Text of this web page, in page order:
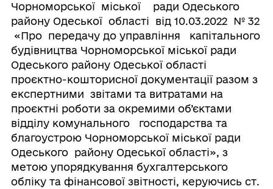
Чорноморської міської ради Одеського
району Одеської області від 10.03.2022 № 32
«Про передачу до управління капітального
будівництва Чорноморської міської ради
Одеського району Одеської області
проєктно-кошторисної документації разом з
експертними звітами та витратами на
проєктні роботи за окремими об’єктами
відділу комунального господарства та
благоустрою Чорноморської міської ради
Одеського району Одеської області», з
метою упорядкування бухгалтерського
обліку та фінансової звітності, керуючись ст.